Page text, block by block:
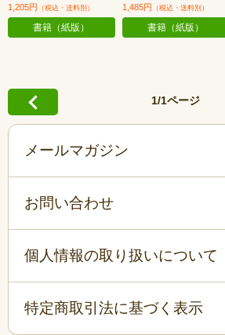
1,205円 （税込・送料別）
書籍（紙版）
1,485円 （税込・送料別）
書籍（紙版）
1/1ページ
メールマガジン
お問い合わせ
個人情報の取り扱いについて
特定商取引法に基づく表示